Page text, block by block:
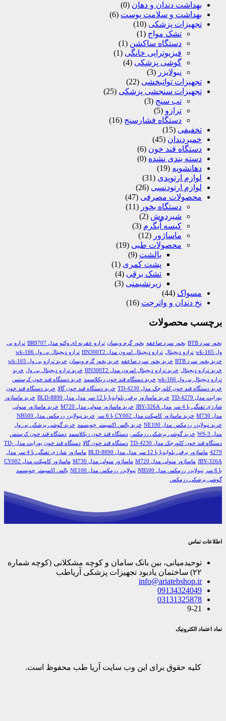
بهداشت دندان و دهان (0)
بهداشت و سلامت پوست (6)
تجهیزات پزشکی (10)
تشک مواج (1)
دستگاه ساکشن (1)
فیزیوتراپی خانگی (1)
گوشی پزشکی (4)
نبولایزر (3)
تجهیزات توانبخشی (22)
تجهیزات سنجشی پزشکی (25)
تب سنج (3)
ترازو (5)
دستگاه فشارسنج (16)
تخفیفی (15)
خمیردندان (45)
دستگاه قند خون (6)
دسته بندی نشده (0)
دهانشویه (19)
لوازم ارتوپدی (31)
لوازم ارتودنسی (26)
محصولات مصرفی (47)
دستگاه بخور (11)
شیردوش (2)
کیسه آّبگرم (3)
ماساژور (12)
محصولات طبی (19)
بالشت (9)
پشت کمری (1)
تشک برقی (4)
زیرنشیمنی (3)
مسواک (44)
نخ دندان و واترجت (16)
برچسب محصولات
بخور سرد BTB بخور سرد صاعقه بخور گرم ویسان ترارو عقربه ای وکتو مدل BR9707
ترازو بی
ول wk-165
ترازو دیجیتال ترازو دیجیتال امرون مدل HN300T2
ترازو دیجیتال بی ول wk-166
خرید بخور سرد BTB
خرید بخور سرد صاعقه خرید بخور گرم ویسان خرید ترازو بی ول wk-165
خرید ترازو دیجیتال خرید ترازو دیجیتال امرون مدل HN300T2 خرید ترازو دیجیتال بی ول خرید
ترازو دیجیتال بی ول wk-166
خرید دستگاه قند خون زیکلاسمد
خرید دستگاه قند خون کرسنس
خرید دستگاه قند خون کلورچک مدل TD-4230
خرید دستگاه قند خون گالا خرید دستگاه قند خون
یورایت مدل TD-4279
خرید ماساژور برقی بلوایدیا با 12 سر مدل مدل BLD-8890
خرید ماساژور
شارژی تفنگی با 4 سر مدل JBY-326A
خرید ماساژور منولی مدل M720
خرید ماساژور منولی
مدل M730
خرید ماساژور کامپکت مدل CY002 با 6 سر
خرید نبولایزر رزمکس مدل NB500
خرید نبولایزر رزمکس مدل NE100
خرید پالس اکسیمتر چویسمد
خرید گوشی پزشکی بی ول
مدل WS-3
خرید گوشی پزشکی رزمکس دستگاه قند خون زیکلاسمد دستگاه قند خون کرسنس
دستگاه قند خون کلورچک مدل TD-4230
دستگاه قند خون گالا
دستگاه قند خون یورایت مدل TD-
4279 ماساژور برقی بلوایدیا با 12 سر مدل مدل BLD-8890
ماساژور شارژی تفنگی با 4 سر مدل
JBY-326A ماساژور منولی مدل M720 ماساژور منولی مدل M730
ماساژور کامپکت مدل CY002
با 6 سر
نبولایزر رزمکس مدل NB500 نبولایزر رزمکس مدل NE100
پالس اکسیمتر چویسمد
گوشی پزشکی رزمکس
اطلاعات تماس
توحیدمیانی، بین بانک سامان و کوچه مشکلانی (کوچه شماره
۲۲) ساختمان یادبود تجهیزات پزشکی آریاطب
info@ariatebshop.ir
09134324049
03131325878
9-21
نماد اعتماد الکترونیک
کلیه حقوق برای این وب سایت آریا طب محفوظ است.